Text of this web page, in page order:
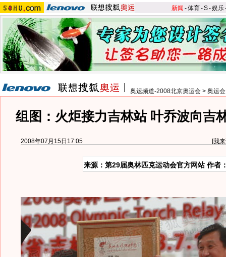
新闻 -体育-S-娱乐
奥运频道-2008北京奥运会 > 奥运
组图：火炬接力吉林站 叶乔波向吉
2008年07月15日17:05 [我
来源：第29届奥林匹克运动会官方网站 作者